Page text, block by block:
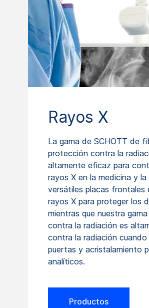
Rayos X
La gama de SCHOTT de
protección contra la
altamente eficaz para
rayos X en la medicina y
versátiles placas
rayos X para proteger los
mientras que nuestra
contra la radiación es
contra la radiación
puertas y acristalamiento
analíticos.
Productos